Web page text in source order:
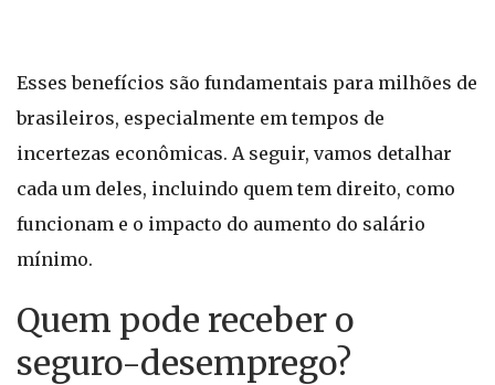
Esses benefícios são fundamentais para milhões de
brasileiros, especialmente em tempos de
incertezas econômicas. A seguir, vamos detalhar
cada um deles, incluindo quem tem direito, como
funcionam e o impacto do aumento do salário
mínimo.
Quem pode receber o
seguro-desemprego?